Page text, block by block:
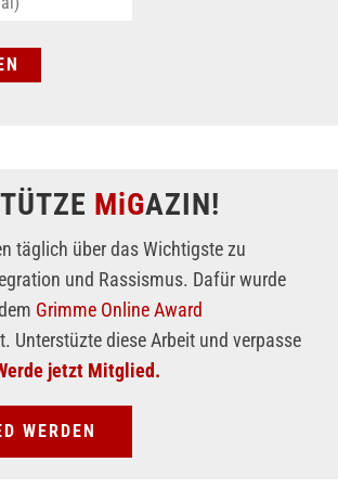
MiGAZIN!
täglich über das Wichtigste zu
und Rassismus. Dafür wurde
Grimme Online Award
Unterstüzte diese Arbeit und verpasse
jetzt Mitglied.
WERDEN